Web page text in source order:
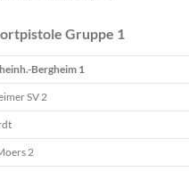
Gruppe 1
Bergheim 1
SV 2
2